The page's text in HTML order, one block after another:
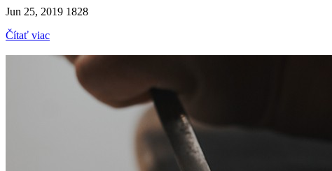
Jun 25, 2019 1828
Čítať viac